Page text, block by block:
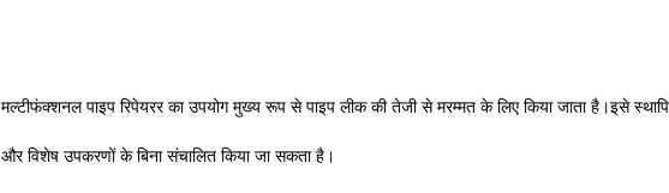
मल्टीफंक्शनल पाइप रिपेयरर का उपयोग मुख्य रूप से पाइप लीक की तेजी से मरम्मत के लिए किया जाता है।इसे
और विशेष उपकरणों के बिना संचालित किया जा सकता है।